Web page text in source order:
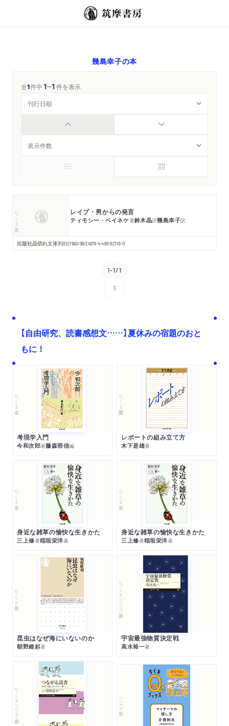
幾島幸子の本
全1件中1─1件を表示
ちくま文庫 レイプ・男からの発言
ティモシー・ベイネケ著鈴木晶訳幾島幸子訳
出版社品切れ文庫判0頁1993/06/24978-4-480-02745-0
1-1/1
1
【自由研究、読書感想文……】夏休みの宿題のおと
もに！
ちくま文庫
考現学入門
今和次郎著藤森照信編
ちくま学芸文庫
レポートの組み立て方
木下是雄著
ちくま文庫
身近な雑草の愉快な生きかた
三上修著稲垣栄洋著
ちくま文庫
身近な雑草の愉快な生きかた
三上修著稲垣栄洋著
ちくま新書
昆虫はなぜ海にいないのか
朝野維起著
ちくまプリマー新書
宇宙最強物質決定戦
高水裕一著
ちくまプリマー新書 シリーズ・全集